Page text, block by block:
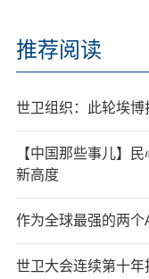
推荐阅读
世卫组织：此轮埃博
【中国那些事儿】
新高度
作为全球最强的两个
世卫大会连续第十